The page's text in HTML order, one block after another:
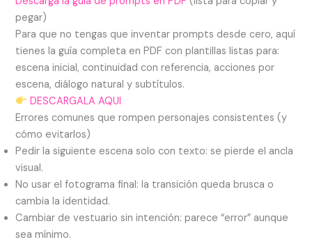
pegar)
Para que no tengas que inventar prompts desde cero, aquí
tienes la guía completa en PDF con plantillas listas para:
escena inicial, continuidad con referencia, acciones por
escena, diálogo natural y subtítulos.
DESCARGALA AQUI
Errores comunes que rompen personajes consistentes (y
cómo evitarlos)
Pedir la siguiente escena solo con texto: se pierde el ancla
visual.
No usar el fotograma final: la transición queda brusca o
cambia la identidad.
Cambiar de vestuario sin intención: parece “error” aunque
sea mínimo.